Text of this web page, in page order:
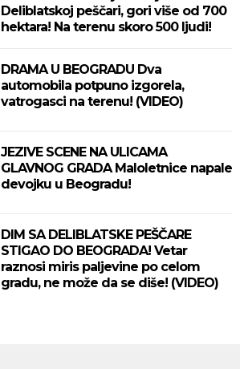
Deliblatskoj peščari, gori više od 700
hektara! Na terenu skoro 500 ljudi!
DRAMA U BEOGRADU Dva
automobila potpuno izgorela,
vatrogasci na terenu! (VIDEO)
JEZIVE SCENE NA ULICAMA
GLAVNOG GRADA Maloletnice napale
devojku u Beogradu!
DIM SA DELIBLATSKE PEŠČARE
STIGAO DO BEOGRADA! Vetar
raznosi miris paljevine po celom
gradu, ne može da se diše! (VIDEO)